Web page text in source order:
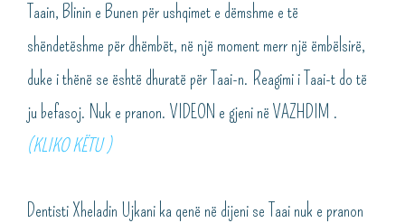
Taain, Blinin e Bunen për ushqimet e dëmshme e të
shëndetëshme për dhëmbët, në një moment merr një ëmbëlsirë,
duke i thënë se është dhuratë për Taai-n. Reagimi i Taai-t do të
ju befasoj. Nuk e pranon. VIDEON e gjeni në VAZHDIM .
(KLIKO KËTU )
Dentisti Xheladin Ujkani ka qenë në dijeni se Taai nuk e pranon